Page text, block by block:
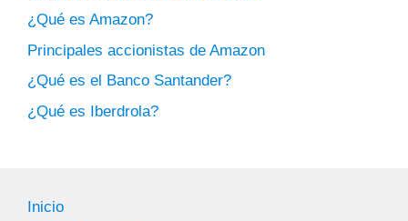
¿Qué es Amazon?
Principales accionistas de Amazon
¿Qué es el Banco Santander?
¿Qué es Iberdrola?
Inicio